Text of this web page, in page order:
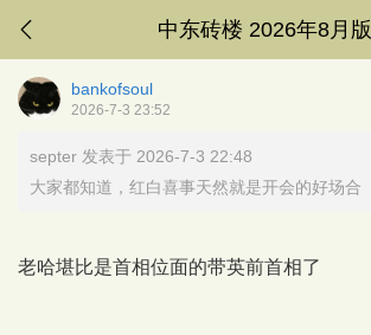
中东砖楼 2026年8月版
bankofsoul
2026-7-3 23:52
septer 发表于 2026-7-3 22:48
大家都知道，红白喜事天然就是开会的好场合
老哈堪比是首相位面的带英前首相了